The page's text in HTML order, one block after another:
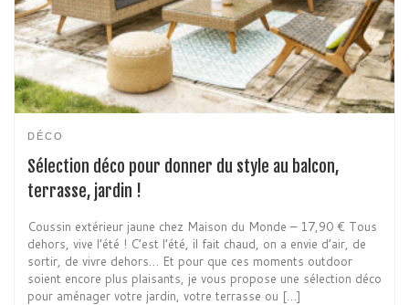
DÉCO
Sélection déco pour donner du style au balcon,
terrasse, jardin !
Coussin extérieur jaune chez Maison du Monde – 17,90 € Tous
dehors, vive l’été ! C’est l’été, il fait chaud, on a envie d’air, de
sortir, de vivre dehors… Et pour que ces moments outdoor
soient encore plus plaisants, je vous propose une sélection déco
pour aménager votre jardin, votre terrasse ou […]